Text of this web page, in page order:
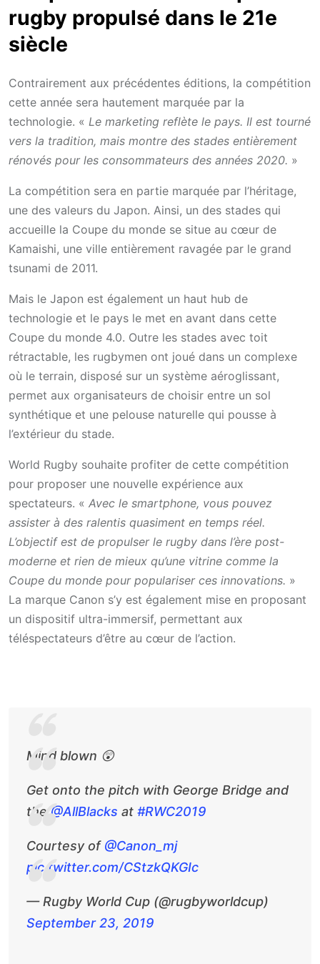
rugby propulsé dans le 21e
siècle
Contrairement aux précédentes éditions, la compétition
cette année sera hautement marquée par la
technologie. « Le marketing reflète le pays. Il est tourné
vers la tradition, mais montre des stades entièrement
rénovés pour les consommateurs des années 2020. »
La compétition sera en partie marquée par l’héritage,
une des valeurs du Japon. Ainsi, un des stades qui
accueille la Coupe du monde se situe au cœur de
Kamaishi, une ville entièrement ravagée par le grand
tsunami de 2011.
Mais le Japon est également un haut hub de
technologie et le pays le met en avant dans cette
Coupe du monde 4.0. Outre les stades avec toit
rétractable, les rugbymen ont joué dans un complexe
où le terrain, disposé sur un système aéroglissant,
permet aux organisateurs de choisir entre un sol
synthétique et une pelouse naturelle qui pousse à
l’extérieur du stade.
World Rugby souhaite profiter de cette compétition
pour proposer une nouvelle expérience aux
spectateurs. « Avec le smartphone, vous pouvez
assister à des ralentis quasiment en temps réel.
L’objectif est de propulser le rugby dans l’ère post-
moderne et rien de mieux qu’une vitrine comme la
Coupe du monde pour populariser ces innovations. »
La marque Canon s’y est également mise en proposant
un dispositif ultra-immersif, permettant aux
téléspectateurs d’être au cœur de l’action.
Mind blown 😲
Get onto the pitch with George Bridge and
the @AllBlacks at #RWC2019
Courtesy of @Canon_mj
pic.twitter.com/CStzkQKGIc
— Rugby World Cup (@rugbyworldcup)
September 23, 2019